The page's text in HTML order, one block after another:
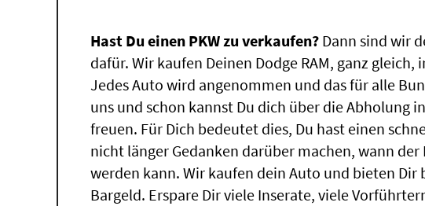
Hast Du einen PKW zu verkaufen? Dann sind wir
dafür. Wir kaufen Deinen Dodge RAM, ganz gleich,
Jedes Auto wird angenommen und das für alle
uns und schon kannst Du dich über die Abholung
freuen. Für Dich bedeutet dies, Du hast einen
nicht länger Gedanken darüber machen, wann der
werden kann. Wir kaufen dein Auto und bieten Dir
Bargeld. Erspare Dir viele Inserate, viele